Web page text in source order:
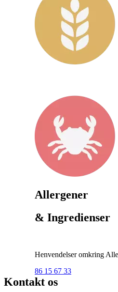
Allergener
& Ingredienser
Henvendelser omkring
86 15 67 33
Kontakt os